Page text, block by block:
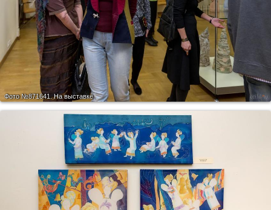
Фото №871641.На выставке